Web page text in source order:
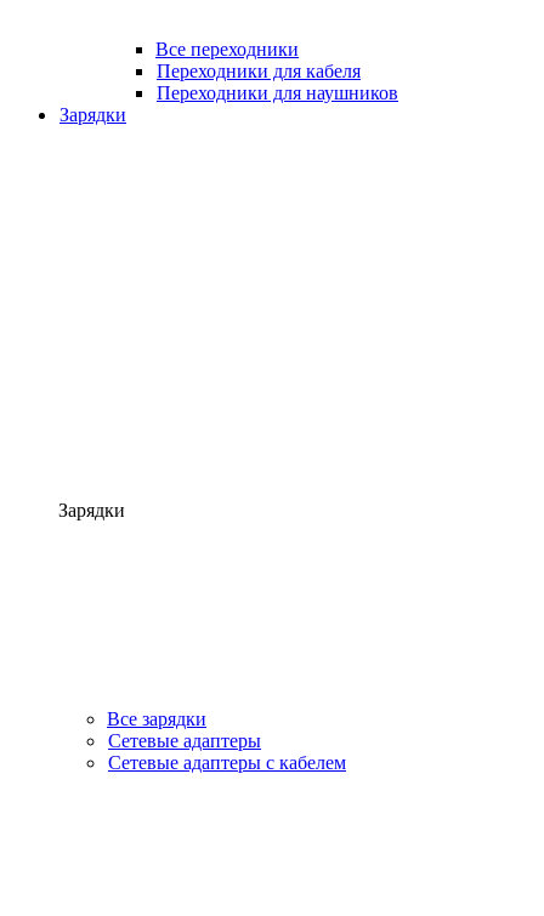
Все переходники
Переходники для кабеля
Переходники для наушников
Зарядки
Зарядки
Все зарядки
Сетевые адаптеры
Сетевые адаптеры с кабелем